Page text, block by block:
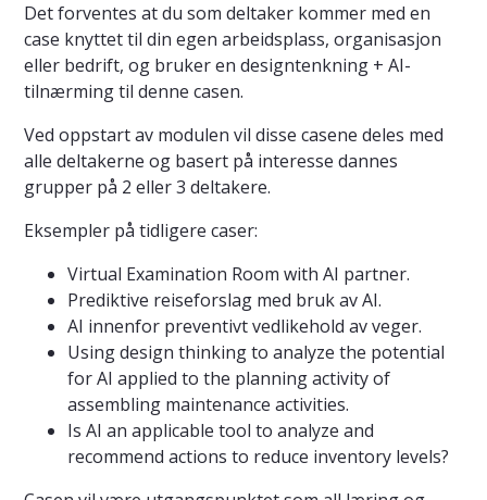
Det forventes at du som deltaker kommer med en
case knyttet til din egen arbeidsplass, organisasjon
eller bedrift, og bruker en designtenkning + AI-
tilnærming til denne casen.
Ved oppstart av modulen vil disse casene deles med
alle deltakerne og basert på interesse dannes
grupper på 2 eller 3 deltakere.
Eksempler på tidligere caser:
Virtual Examination Room with AI partner.
Prediktive reiseforslag med bruk av AI.
AI innenfor preventivt vedlikehold av veger.
Using design thinking to analyze the potential
for AI applied to the planning activity of
assembling maintenance activities.
Is AI an applicable tool to analyze and
recommend actions to reduce inventory levels?